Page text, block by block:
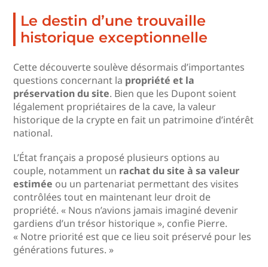
Le destin d’une trouvaille
historique exceptionnelle
Cette découverte soulève désormais d’importantes
questions concernant la propriété et la
préservation du site. Bien que les Dupont soient
légalement propriétaires de la cave, la valeur
historique de la crypte en fait un patrimoine d’intérêt
national.
L’État français a proposé plusieurs options au
couple, notamment un rachat du site à sa valeur
estimée ou un partenariat permettant des visites
contrôlées tout en maintenant leur droit de
propriété. « Nous n’avions jamais imaginé devenir
gardiens d’un trésor historique », confie Pierre.
« Notre priorité est que ce lieu soit préservé pour les
générations futures. »